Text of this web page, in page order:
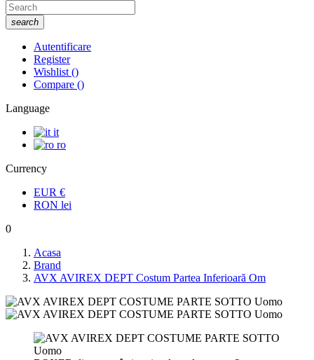
search
Autentificare
Register
Wishlist ()
Compare ()
Language
it
ro
Currency
EUR €
RON lei
0
Acasa
Brand
AVX AVIREX DEPT Costum Partea Inferioară Om